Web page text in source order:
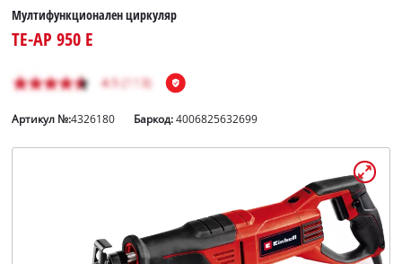
Мултифункционален циркуляр
TE-AP 950 E
Артикул №:4326180 Баркод:4006825632699